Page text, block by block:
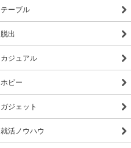
テーブル
脱出
カジュアル
ホビー
ガジェット
就活ノウハウ